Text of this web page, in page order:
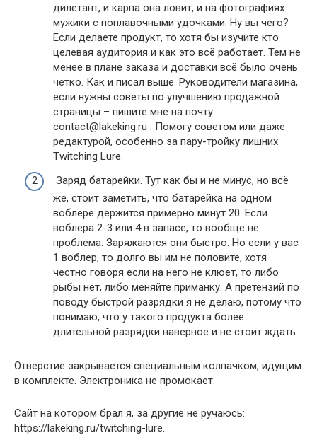
дилетант, и карпа она ловит, и на фотографиях
мужики с поплавочными удочками. Ну вы чего?
Если делаете продукт, то хотя бы изучите кто
целевая аудитория и как это всё работает. Тем не
менее в плане заказа и доставки всё было очень
четко. Как и писал выше. Руководители магазина,
если нужны советы по улучшению продажной
страницы – пишите мне на почту
contact@lakeking.ru . Помогу советом или даже
редактурой, особенно за пару-тройку лишних
Twitching Lure.
Заряд батарейки. Тут как бы и не минус, но всё
же, стоит заметить, что батарейка на одном
воблере держится примерно минут 20. Если
воблера 2-3 или 4 в запасе, то вообще не
проблема. Заряжаются они быстро. Но если у вас
1 воблер, то долго вы им не половите, хотя
честно говоря если на него не клюет, то либо
рыбы нет, либо меняйте приманку. А претензий по
поводу быстрой разрядки я не делаю, потому что
понимаю, что у такого продукта более
длительной разрядки наверное и не стоит ждать.
Отверстие закрывается специальным колпачком, идущим
в комплекте. Электроника не промокает.
Сайт на котором брал я, за другие не ручаюсь:
https://lakeking.ru/twitching-lure.